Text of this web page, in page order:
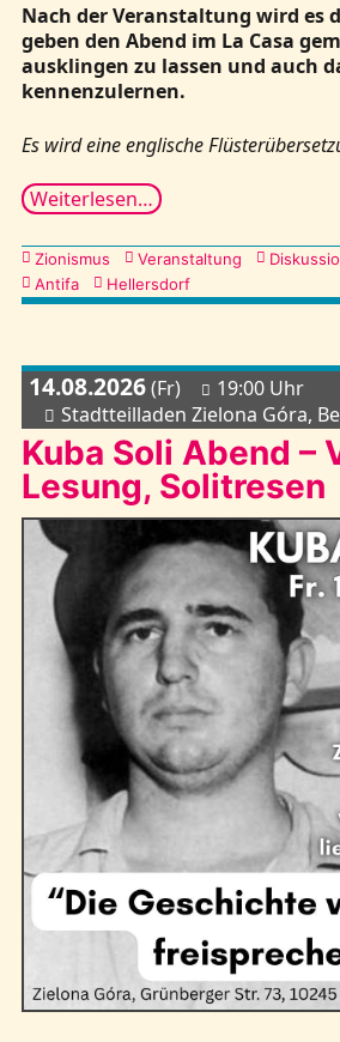
Nach der Veranstaltung wird es
geben den Abend im La Casa
ausklingen zu lassen und auch
kennenzulernen.
Es wird eine englische
Weiterlesen…
Kategorien
Zionismus Veranstaltung
Antifa
Hellersdorf
14.08.2026(Fr)
19:00 Uhr
Stadtteilladen Zielona Góra,
Kuba Soli Abend –
Lesung, Solitresen